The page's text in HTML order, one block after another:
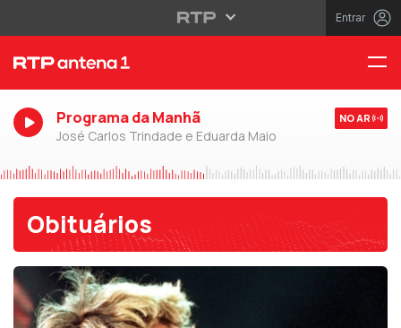
Entrar
Programa da Manhã
José Carlos Trindade e Eduarda Maio
NO AR
Obituários